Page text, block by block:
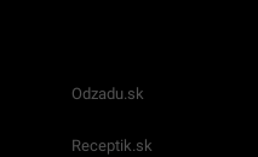
Odzadu.sk
Receptik.sk